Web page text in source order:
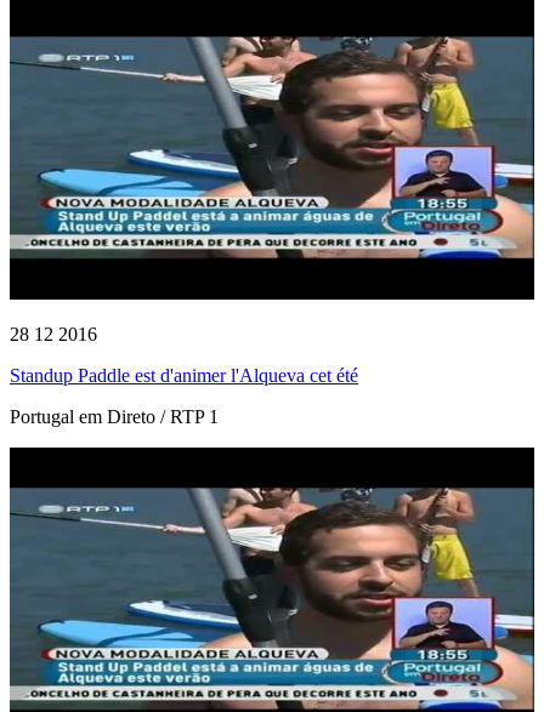
28 12 2016
Standup Paddle est d'animer l'Alqueva cet été
Portugal em Direto / RTP 1